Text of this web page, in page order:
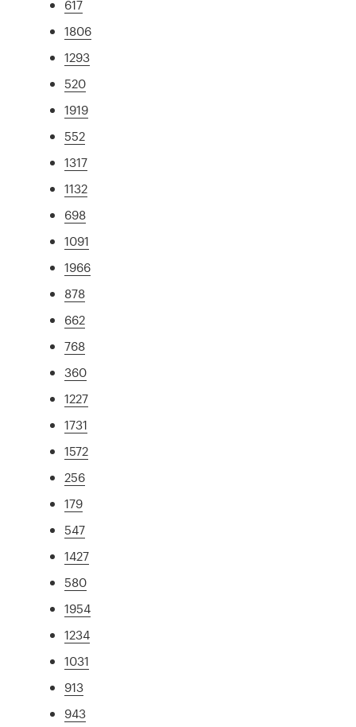
617
1806
1293
520
1919
552
1317
1132
698
1091
1966
878
662
768
360
1227
1731
1572
256
179
547
1427
580
1954
1234
1031
913
943